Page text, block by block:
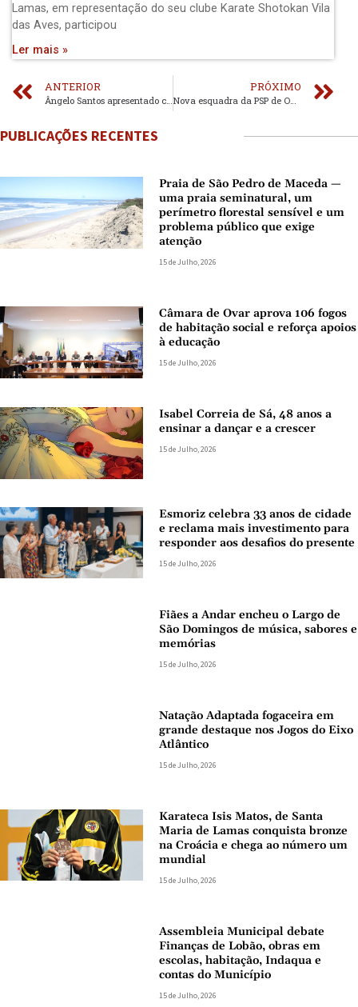
Lamas, em representação do seu clube Karate Shotokan Vila
das Aves, participou
Ler mais »
ANTERIOR
Ângelo Santos apresentado como candidato à Assembleia Municipal pelo CDS Santa Maria da Feira
PRÓXIMO
Nova esquadra da PSP de Ovar avança
PUBLICAÇÕES RECENTES
Praia de São Pedro de Maceda —
uma praia seminatural, um
perímetro florestal sensível e um
problema público que exige
atenção
15 de Julho, 2026
Câmara de Ovar aprova 106 fogos
de habitação social e reforça apoios
à educação
15 de Julho, 2026
Isabel Correia de Sá, 48 anos a
ensinar a dançar e a crescer
15 de Julho, 2026
Esmoriz celebra 33 anos de cidade
e reclama mais investimento para
responder aos desafios do presente
15 de Julho, 2026
Fiães a Andar encheu o Largo de
São Domingos de música, sabores e
memórias
15 de Julho, 2026
Natação Adaptada fogaceira em
grande destaque nos Jogos do Eixo
Atlântico
15 de Julho, 2026
Karateca Isis Matos, de Santa
Maria de Lamas conquista bronze
na Croácia e chega ao número um
mundial
15 de Julho, 2026
Assembleia Municipal debate
Finanças de Lobão, obras em
escolas, habitação, Indaqua e
contas do Município
15 de Julho, 2026